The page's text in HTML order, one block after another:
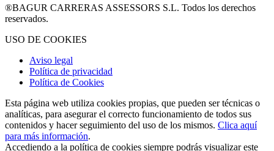
®BAGUR CARRERAS ASSESSORS S.L. Todos los derechos
reservados.
USO DE COOKIES
Aviso legal
Política de privacidad
Política de Cookies
Esta página web utiliza cookies propias, que pueden ser técnicas o
analíticas, para asegurar el correcto funcionamiento de todos sus
contenidos y hacer seguimiento del uso de los mismos. Clica aquí
para más información.
Accediendo a la política de cookies siempre podrás visualizar este